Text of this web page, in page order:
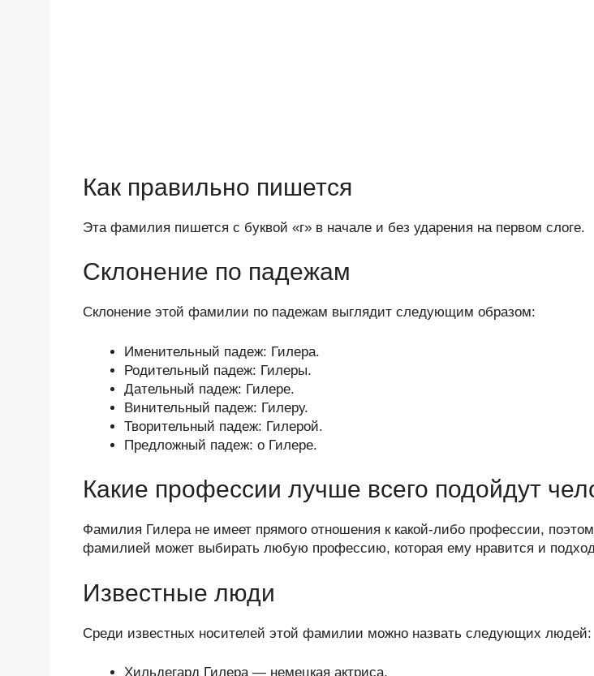
Как правильно пишется
Эта фамилия пишется с буквой «г» в начале и без ударения на первом слоге.
Склонение по падежам
Склонение этой фамилии по падежам выглядит следующим образом:
Именительный падеж: Гилера.
Родительный падеж: Гилеры.
Дательный падеж: Гилере.
Винительный падеж: Гилеру.
Творительный падеж: Гилерой.
Предложный падеж: о Гилере.
Какие профессии лучше всего подойдут
Фамилия Гилера не имеет прямого отношения к какой-либо профессии,
фамилией может выбирать любую профессию, которая ему нравится и
Известные люди
Среди известных носителей этой фамилии можно назвать следующих людей:
Хильдегард Гилера — немецкая актриса.